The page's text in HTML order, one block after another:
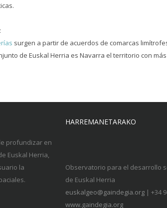
:
surgen a partir de acuerdos de comarcas
de Euskal Herria es Navarra el territorio con
profundizar en
Euskal Herria,
la
HARREMANETARAKO
Observatorio para el desarrollo
de Euskal Herria
euskalgeo@gaindegia.org | +34
www.gaindegia.org